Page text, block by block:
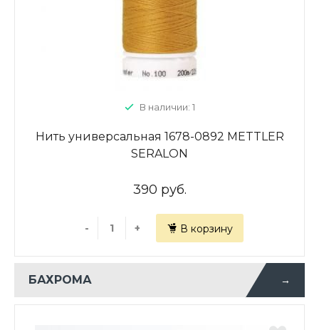
В наличии: 1
Нить универсальная 1678-0892 METTLER
SERALON
390 руб.
- + В корзину
БАХРОМА →